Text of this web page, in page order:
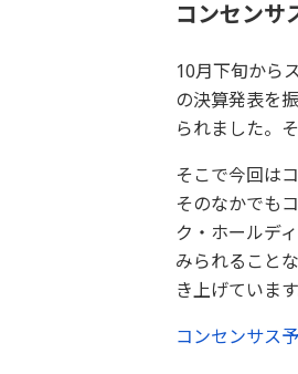
コンセンサ
10月下旬から
の決算発表を
られました。
そこで今回は
そのなかでも
ク・ホールデ
みられること
き上げています
コンセンサス